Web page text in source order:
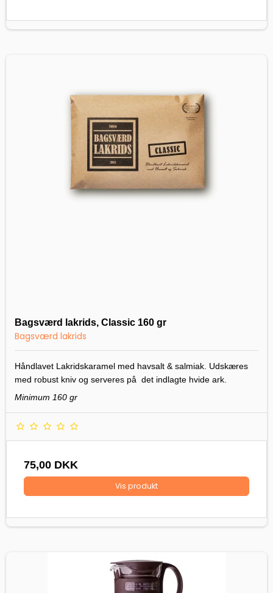
Bagsværd lakrids, Classic 160 gr
Bagsværd lakrids
Håndlavet Lakridskaramel med havsalt & salmiak. Udskæres
med robust kniv og serveres på det indlagte hvide ark.
Minimum 160 gr
75,00 DKK
Vis produkt